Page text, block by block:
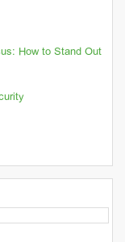
How to Stand Out